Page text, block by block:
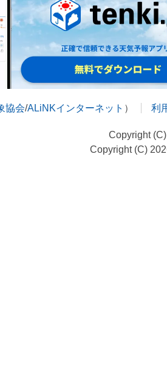
協会/ALiNKインターネット ） 利
Copyright
Copyright (C)